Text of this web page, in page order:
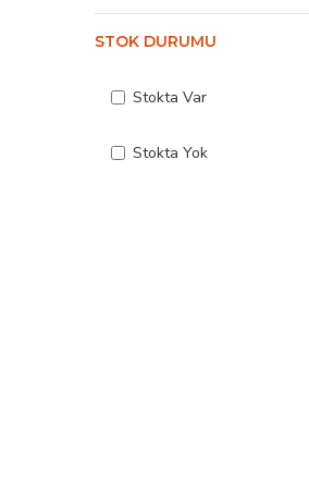
STOK DURUMU
Stokta Var
Stokta Yok